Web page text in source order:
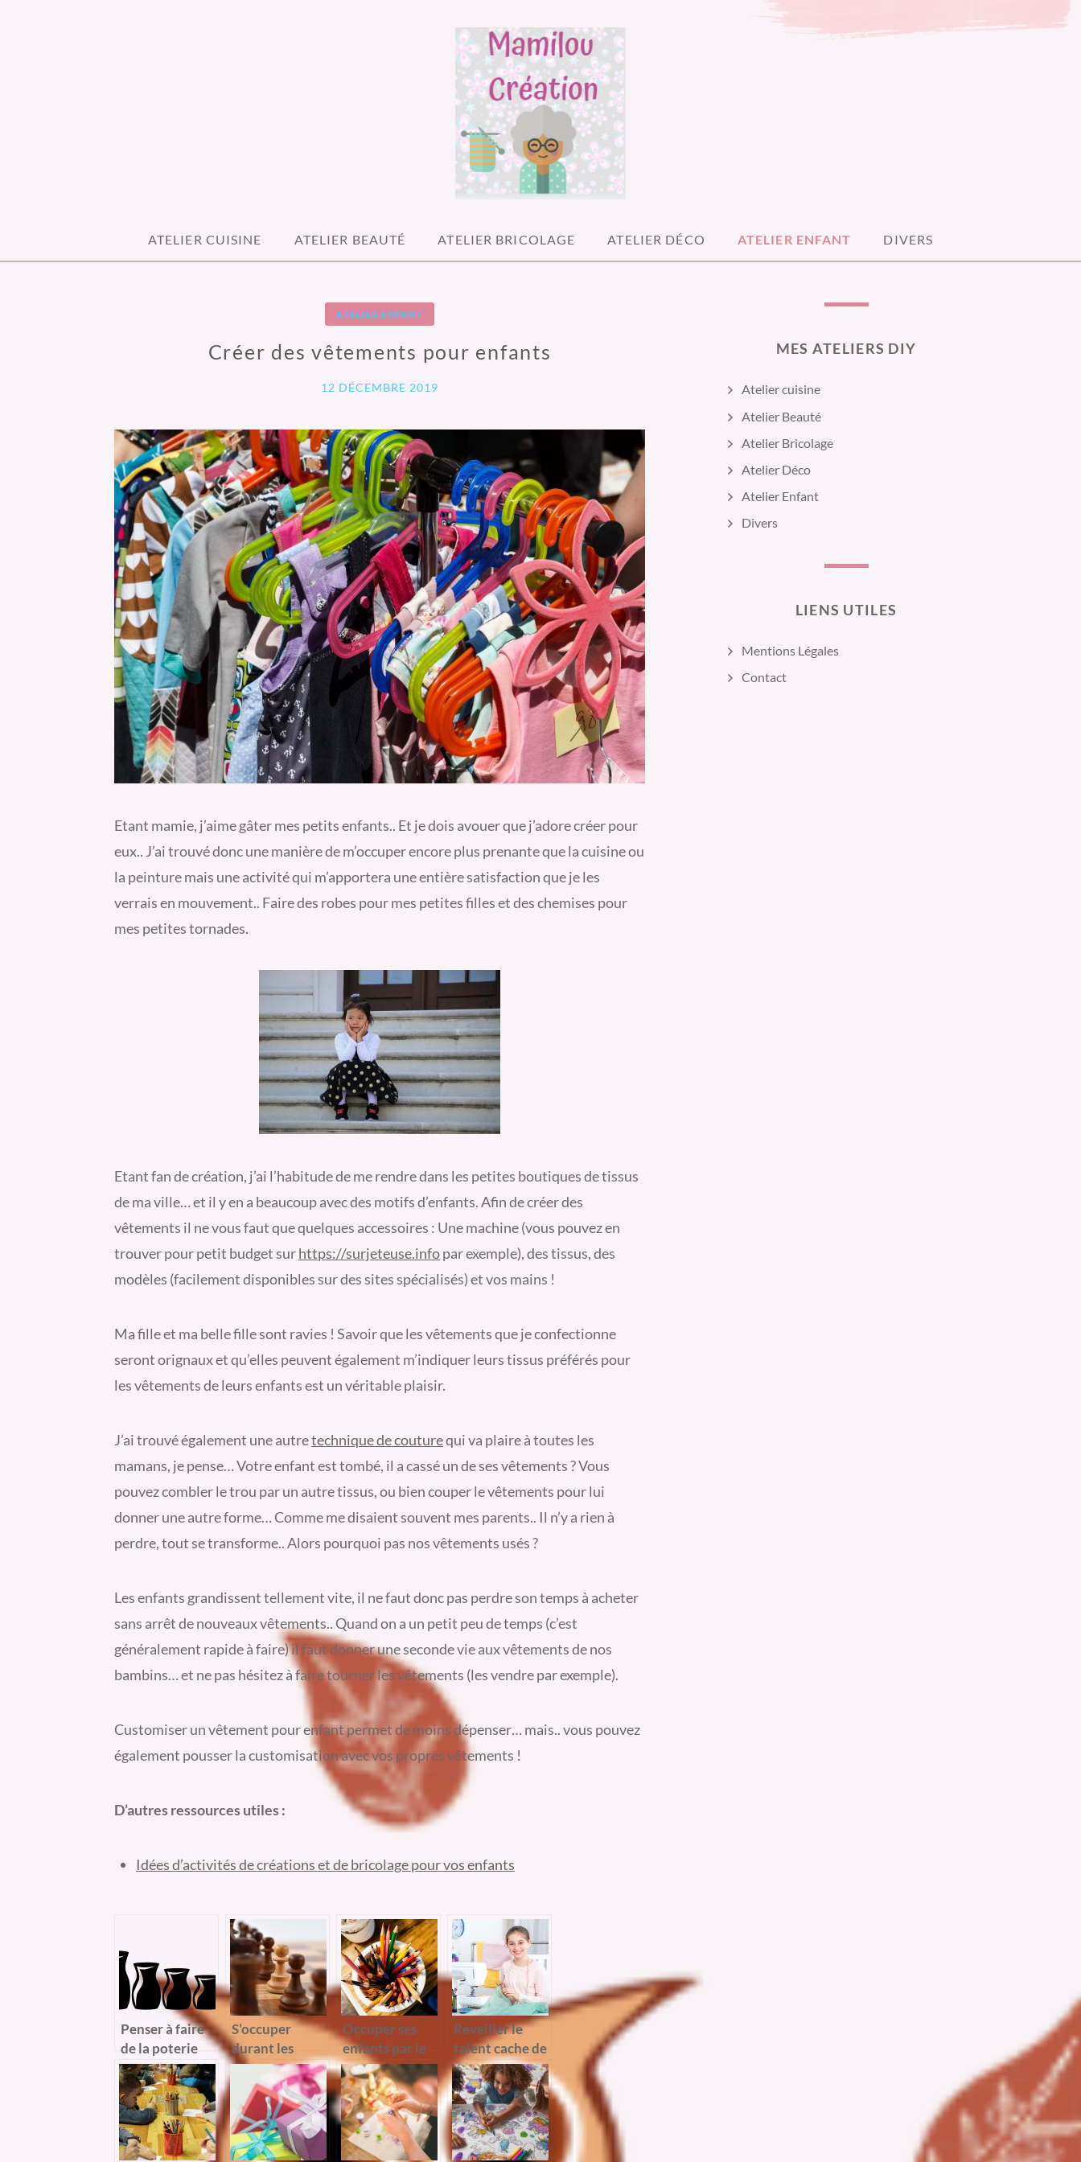
ATELIER CUISINE ATELIER BEAUTÉ ATELIER BRICOLAGE ATELIER DÉCO ATELIER ENFANT DIVERS
ATELIER ENFANT
Créer des vêtements pour enfants
12 DÉCEMBRE 2019
Etant mamie, j’aime gâter mes petits enfants.. Et je dois avouer que j’adore créer pour
eux.. J’ai trouvé donc une manière de m’occuper encore plus prenante que la cuisine ou
la peinture mais une activité qui m’apportera une entière satisfaction que je les
verrais en mouvement.. Faire des robes pour mes petites filles et des chemises pour
mes petites tornades.
Etant fan de création, j’ai l’habitude de me rendre dans les petites boutiques de tissus
de ma ville… et il y en a beaucoup avec des motifs d’enfants. Afin de créer des
vêtements il ne vous faut que quelques accessoires : Une machine (vous pouvez en
trouver pour petit budget surhttps://surjeteuse.infopar exemple), des tissus, des
modèles (facilement disponibles sur des sites spécialisés) et vos mains !
Ma fille et ma belle fille sont ravies ! Savoir que les vêtements que je confectionne
seront orignaux et qu’elles peuvent également m’indiquer leurs tissus préférés pour
les vêtements de leurs enfants est un véritable plaisir.
J’ai trouvé également une autretechnique de couturequi va plaire à toutes les
mamans, je pense… Votre enfant est tombé, il a cassé un de ses vêtements ? Vous
pouvez combler le trou par un autre tissus, ou bien couper le vêtements pour lui
donner une autre forme… Comme me disaient souvent mes parents.. Il n’y a rien à
perdre, tout se transforme.. Alors pourquoi pas nos vêtements usés ?
Les enfants grandissent tellement vite, il ne faut donc pas perdre son temps à acheter
sans arrêt de nouveaux vêtements.. Quand on a un petit peu de temps (c’est
généralement rapide à faire) il faut donner une seconde vie aux vêtements de nos
bambins… et ne pas hésitez à faire tourner les vêtements (les vendre par exemple).
Customiser un vêtement pour enfant permet de moins dépenser… mais.. vous pouvez
également pousser la customisation avec vos propres vêtements !
D’autres ressources utiles :
Idées d’activités de créations et de bricolage pour vos enfants
Penser à faire
de la poterie
avec votre
enfant.
S’occuper
durant les
périodes de
vacances
Occuper ses
enfants par le
coloriage
Reveiller le
talent cache de
votre enfant en
achetant un kit
couture
MES ATELIERS DIY
Atelier cuisine
Atelier Beauté
Atelier Bricolage
Atelier Déco
Atelier Enfant
Divers
LIENS UTILES
Mentions Légales
Contact